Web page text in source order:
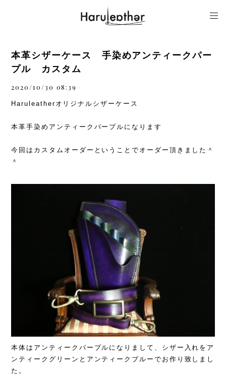
本革シザーケース 手染めアンティークパー
プル カスタム
2020/10/30 08:39
Haruleatherオリジナルシザーケース
本革手染めアンティークパープルになります
今回はカスタムオーダーということでオーダー頂きました＾
＾
本体はアンティークパープルになりまして、シザー入れをア
ンティークグリーンとアンティークブルーでお作り致しまし
た。